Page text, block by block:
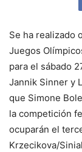
Se ha realizado
Juegos
para el sábado
Jannik Sinner y
que Simone
la competición
ocuparán el
Krzecikova/